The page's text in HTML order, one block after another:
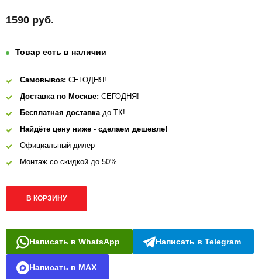
1590 руб.
Товар есть в наличии
Самовывоз: СЕГОДНЯ!
Доставка по Москве: СЕГОДНЯ!
Бесплатная доставкадо ТК!
Найдёте цену ниже - сделаем дешевле!
Официальный дилер
Монтаж со скидкой до 50%
В КОРЗИНУ
Написать в WhatsApp Написать в Telegram
Написать в MAX